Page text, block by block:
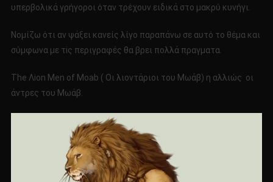
υπερβολικά γρήγοροι όταν τρέχουν ειδικά στο μακρύ κυνήγι.
Νομίζω ότι αν ψάξει κανείς λίγο παραπάνω σε αυτό το θέμα και
σύμφωνα με τiς περιγραφές θα βρει πολλά πραγματα.
Τhe Λion Μen of Μoab ( Οι λιοντάριοι του Μωάβ) η αλλιώς οι
άντρες του Μωάβ.